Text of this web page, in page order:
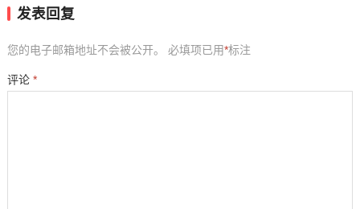
发表回复
您的电子邮箱地址不会被公开。 必填项已用*标注
评论 *